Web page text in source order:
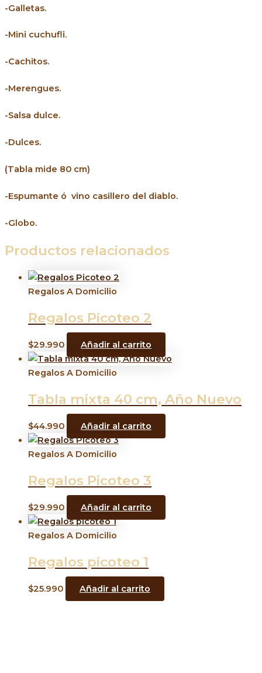
-Galletas.
-Mini cuchufli.
-Cachitos.
-Merengues.
-Salsa dulce.
-Dulces.
(Tabla mide 80 cm)
-Espumante ó vino casillero del diablo.
-Globo.
Productos relacionados
Regalos A Domicilio
Regalos Picoteo 2
$29.990 Añadir al carrito
Regalos A Domicilio
Tabla mixta 40 cm, Año Nuevo
$44.990 Añadir al carrito
Regalos A Domicilio
Regalos Picoteo 3
$29.990 Añadir al carrito
Regalos A Domicilio
Regalos picoteo 1
$25.990 Añadir al carrito